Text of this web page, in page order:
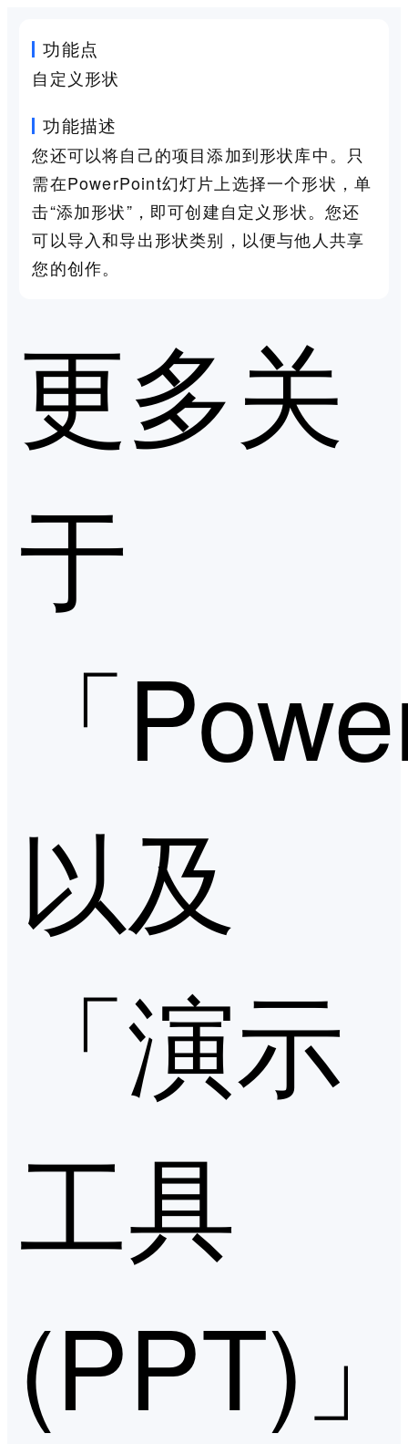
功能点
自定义形状
功能描述
您还可以将自己的项目添加到形状库中。只
需在PowerPoint幻灯片上选择一个形状，单
击“添加形状”，即可创建自定义形状。您还
可以导入和导出形状类别，以便与他人共享
您的创作。
更多关
于
「
以及
「演示
工具
(PPT)